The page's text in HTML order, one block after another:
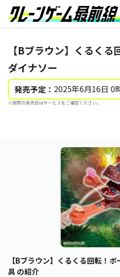
【Bブラウン】くるく
ダイナソー
発売予定： 2025年6月16日 0
※実際の発売日はサービスをご確認ください。
【Bブラウン】くるくる回転！
具 の紹介